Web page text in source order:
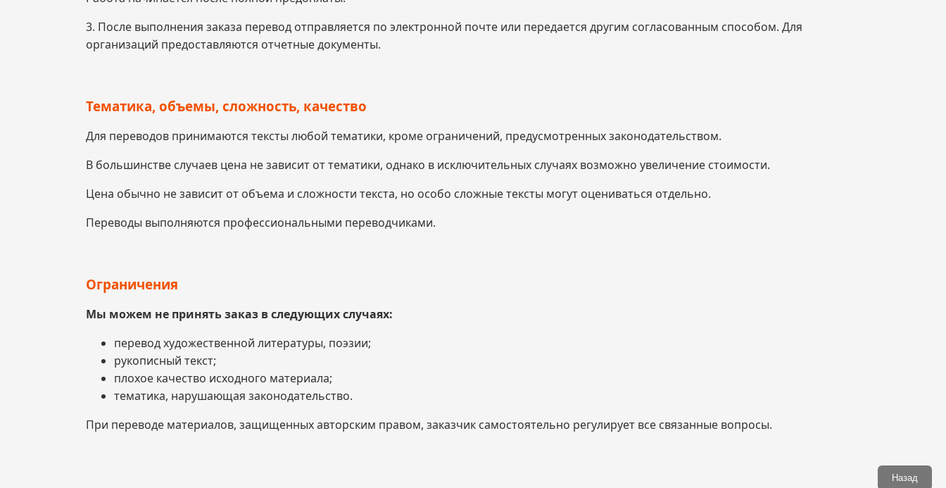
3. После выполнения заказа перевод отправляется по электронной почте или передается другим согласованным способом. Для
организаций предоставляются отчетные документы.
Тематика, объемы, сложность, качество
Для переводов принимаются тексты любой тематики, кроме ограничений, предусмотренных законодательством.
В большинстве случаев цена не зависит от тематики, однако в исключительных случаях возможно увеличение стоимости.
Цена обычно не зависит от объема и сложности текста, но особо сложные тексты могут оцениваться отдельно.
Переводы выполняются профессиональными переводчиками.
Ограничения
Мы можем не принять заказ в следующих случаях:
перевод художественной литературы, поэзии;
рукописный текст;
плохое качество исходного материала;
тематика, нарушающая законодательство.
При переводе материалов, защищенных авторским правом, заказчик самостоятельно регулирует все связанные вопросы.
Назад